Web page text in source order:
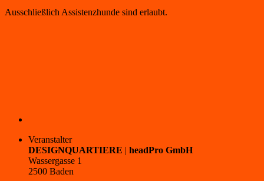
Ausschließlich Assistenzhunde sind erlaubt.
Veranstalter
DESIGNQUARTIERE | headPro GmbH
Wassergasse 1
2500 Baden